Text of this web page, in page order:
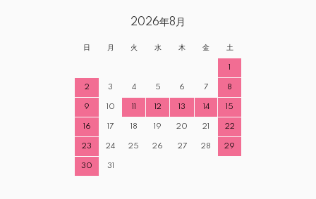
2026年8月
日 月 火 水 木 金 土
1
2 3 4 5 6 7 8
9 10 11 12 13 14 15
16 17 18 19 20 21 22
23 24 25 26 27 28 29
30 31